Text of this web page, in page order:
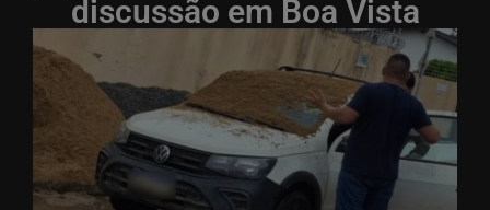
discussão em Boa Vista